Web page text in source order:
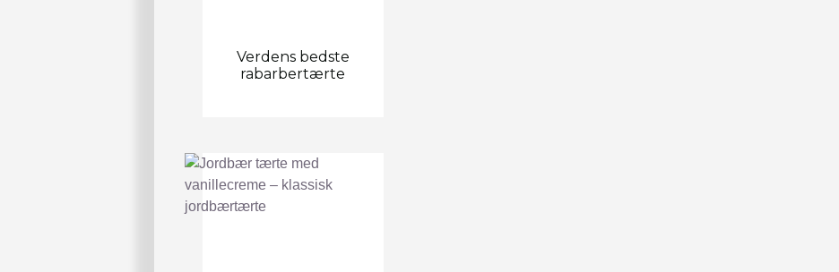
Verdens bedste
rabarbertærte